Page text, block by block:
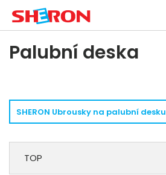
Palubní deska
TOP
SHERON Ubrousky na palubní desku